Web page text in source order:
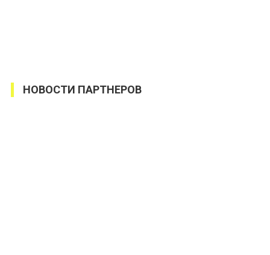
НОВОСТИ ПАРТНЕРОВ